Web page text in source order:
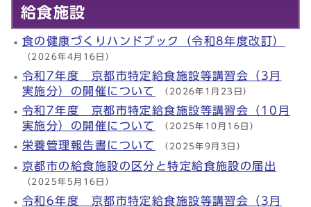
給食施設
食の健康づくりハンドブック（令和8年度改訂）
（2026年4月16日）
令和7年度 京都市特定給食施設等講習会（3月
実施分）の開催について （2026年1月23日）
令和7年度 京都市特定給食施設等講習会（10月
実施分）の開催について （2025年10月16日）
栄養管理報告書について （2025年9月3日）
京都市の給食施設の区分と特定給食施設の届出
（2025年5月16日）
令和6年度 京都市特定給食施設等講習会（3月